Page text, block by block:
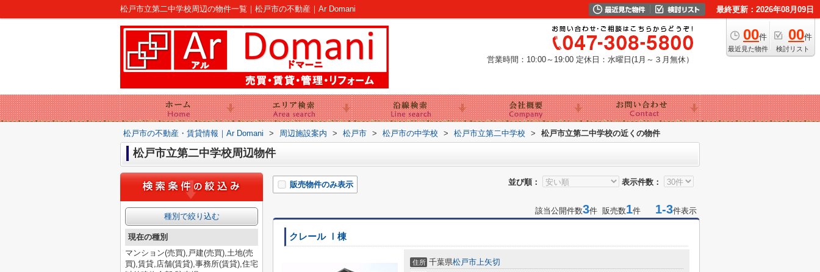
松戸市立第二中学校周辺の物件一覧｜松戸市の不動産｜Ar Domani 最終更新：2026年08月09日
00件
最近見た物件
00件
検討リスト
営業時間：10:00～19:00 定休日：水曜日(1月～３月無休）
松戸市の不動産・賃貸情報｜Ar Domani > 周辺施設案内 > 松戸市 > 松戸市の中学校 > 松戸市立第二中学校 > 松戸市立第二中学校の近くの物件
松戸市立第二中学校周辺物件
並び順： 表示件数：
販売物件のみ表示
該当公開件数3件 販売数1件 1-3件表示
クレール Ⅰ棟
住所 千葉県松戸市上矢切
種別で絞り込む
現在の種別
マンション(売買),戸建(売買),土地(売
買),賃貸,店舗(賃貸),事務所(賃貸),住宅